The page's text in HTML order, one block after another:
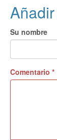
Su nombre
Comentario *